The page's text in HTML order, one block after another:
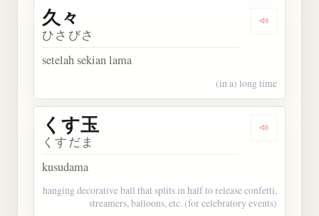
Dengarkan
久々
ひさびさ
setelah sekian lama
(in a) long time
Dengarkan
くす玉
くすだま
kusudama
hanging decorative ball that splits in half to release confetti,
streamers, balloons, etc. (for celebratory events)